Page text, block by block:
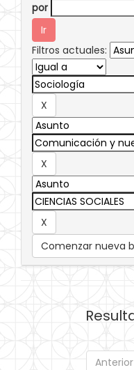
por
Filtros actuales:
Comenzar nueva
Anterior